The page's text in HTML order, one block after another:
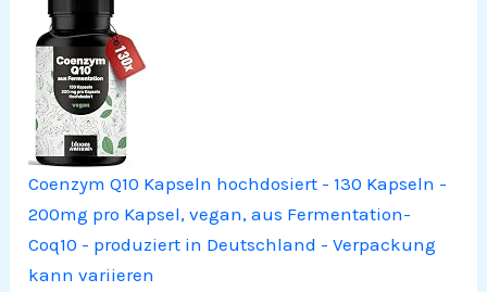
Coenzym Q10 Kapseln hochdosiert - 130 Kapseln -
200mg pro Kapsel, vegan, aus Fermentation-
Coq10 - produziert in Deutschland - Verpackung
kann variieren